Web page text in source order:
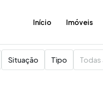
Início Imóveis
Situação Tipo Todas